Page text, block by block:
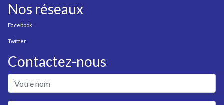
Nos réseaux
Facebook
Twitter
Contactez-nous